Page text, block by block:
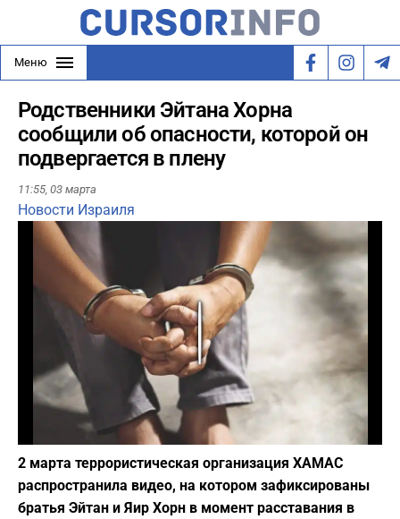
Меню
Родственники Эйтана Хорна
сообщили об опасности, которой он
подвергается в плену
11:55, 03 марта
Новости Израиля
Play
Фото: depositphotos.com
2 марта террористическая организация ХАМАС
распространила видео, на котором зафиксированы
братья Эйтан и Яир Хорн в момент расставания в